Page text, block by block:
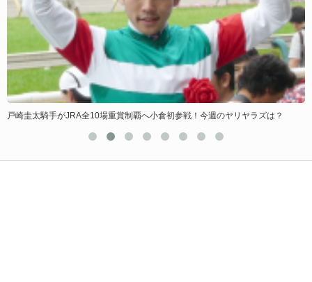
戸崎圭太騎手がJRA全10場重賞制覇へ小倉初参戦！今週のヤリヤラズは？